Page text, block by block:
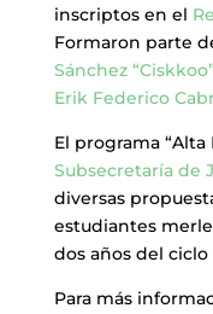
inscriptos en el
Formaron parte
Sánchez “Ciskkoo”
Erik Federico
El programa
Subsecretaría de
diversas
estudiantes
dos años del
Para más